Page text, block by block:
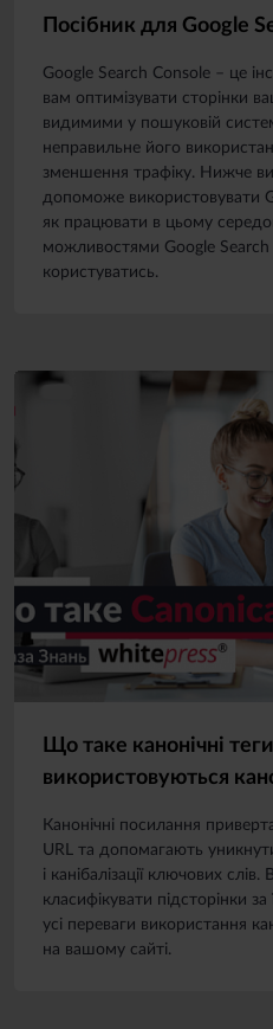
Посібник для Google
Google Search Console – це
вам оптимізувати сторінки
видимими у пошуковій
неправильне його
зменшення трафіку. Нижче
допоможе використовувати
як працювати в цьому
можливостями Google Search
користуватись.
Що таке канонічні
використовуються
Канонічні посилання
URL та допомагають
і канібалізації ключових
класифікувати підсторінки
усі переваги використання
на вашому сайті.